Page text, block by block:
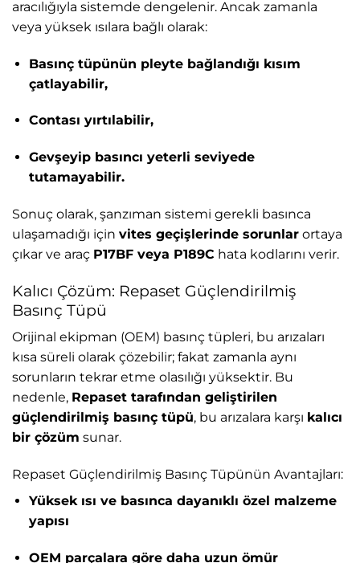
aracılığıyla sistemde dengelenir. Ancak zamanla
veya yüksek ısılara bağlı olarak:
Basınç tüpünün pleyte bağlandığı kısım
çatlayabilir,
Contası yırtılabilir,
Gevşeyip basıncı yeterli seviyede
tutamayabilir.
Sonuç olarak, şanzıman sistemi gerekli basınca
ulaşamadığı için vites geçişlerinde sorunlar ortaya
çıkar ve araç P17BF veya P189C hata kodlarını verir.
Kalıcı Çözüm: Repaset Güçlendirilmiş
Basınç Tüpü
Orijinal ekipman (OEM) basınç tüpleri, bu arızaları
kısa süreli olarak çözebilir; fakat zamanla aynı
sorunların tekrar etme olasılığı yüksektir. Bu
nedenle, Repaset tarafından geliştirilen
güçlendirilmiş basınç tüpü, bu arızalara karşı kalıcı
bir çözüm sunar.
Repaset Güçlendirilmiş Basınç Tüpünün Avantajları:
Yüksek ısı ve basınca dayanıklı özel malzeme
yapısı
OEM parçalara göre daha uzun ömür